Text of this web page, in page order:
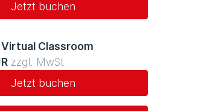
Jetzt buchen
Virtual Classroom
zzgl. MwSt
Jetzt buchen